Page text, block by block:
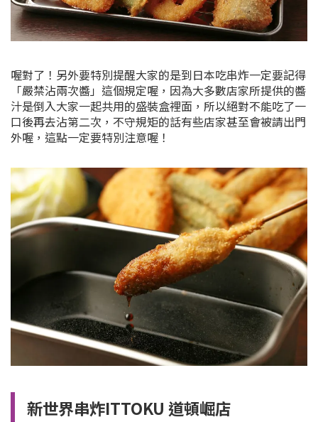
喔對了！另外要特別提醒大家的是到日本吃串炸一定要記得
「嚴禁沾兩次醬」這個規定喔，因為大多數店家所提供的醬
汁是倒入大家一起共用的盛裝盒裡面，所以絕對不能吃了一
口後再去沾第二次，不守規矩的話有些店家甚至會被請出門
外喔，這點一定要特別注意喔！
新世界串炸ITTOKU 道頓崛店